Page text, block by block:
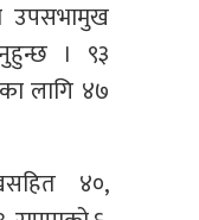
उपसभामुख
। ९३
लागि ४७
४०,